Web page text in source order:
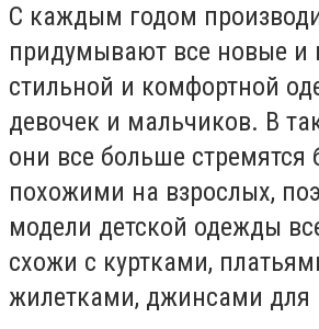
С каждым годом
придумывают все новые и
стильной и комфортной
девочек и мальчиков. В
они все больше стремятся
похожими на взрослых,
модели детской одежды
схожи с куртками,
жилетками, джинсами для